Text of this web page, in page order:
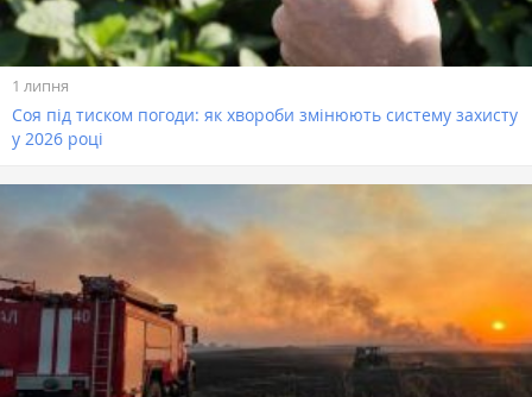
1 липня
Соя під тиском погоди: як хвороби змінюють систему захисту
у 2026 році